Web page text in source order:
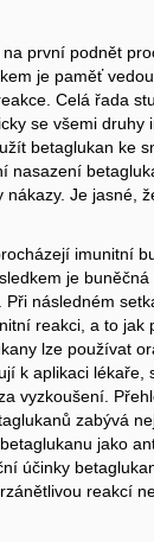
první podnět
je paměť
Celá řada
se všemi druhy
betaglukan ke
nasazení
Je jasné,
imunitní
je
následném
reakci, a to jak
lze používat
k aplikaci lékaře,
vyzkoušení.
zabývá
jako
účinky
reakcí